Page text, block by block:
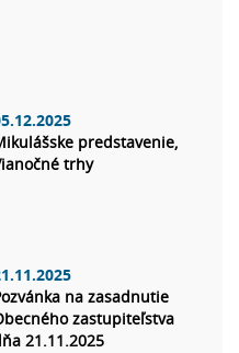
predstavenie,
trhy
na zasadnutie
zastupiteľstva
21.11.2025